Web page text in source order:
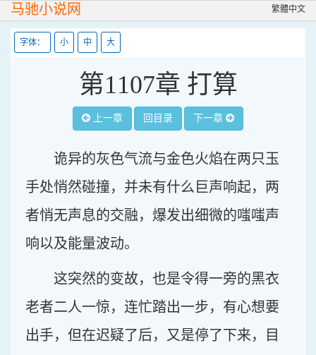
马驰小说网 繁體中文
字体： 小 中 大
第1107章 打算
上一章 回目录 下一章
诡异的灰色气流与金色火焰在两只玉
手处悄然碰撞，并未有什么巨声响起，两
者悄无声息的交融，爆发出细微的嗤嗤声
响以及能量波动。
这突然的变故，也是令得一旁的黑衣
老者二人一惊，连忙踏出一步，有心想要
出手，但在迟疑了后，又是停了下来，目